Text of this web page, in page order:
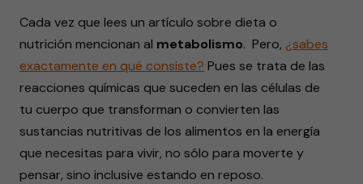
Cada vez que lees un artículo sobre dieta o
nutrición mencionan al metabolismo. Pero, ¿sabes
exactamente en qué consiste? Pues se trata de las
reacciones químicas que suceden en las células de
tu cuerpo que transforman o convierten las
sustancias nutritivas de los alimentos en la energía
que necesitas para vivir, no sólo para moverte y
pensar, sino inclusive estando en reposo.